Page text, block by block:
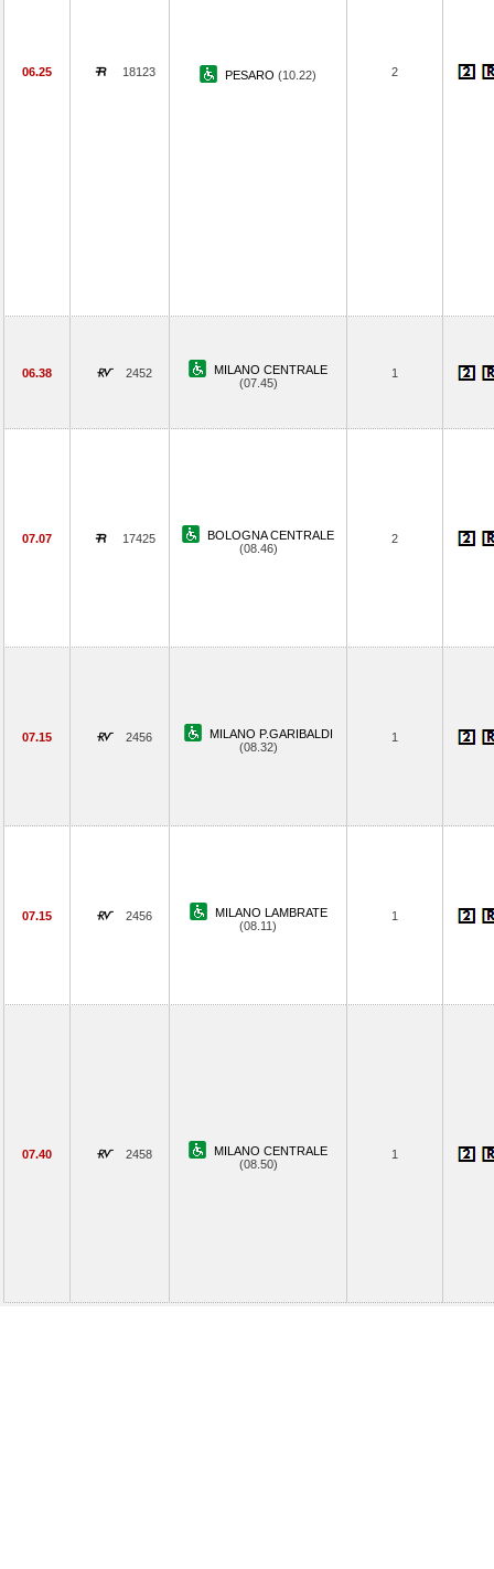
06.25 18123 PESARO (10.22) 2
06.38 2452
MILANO CENTRALE
(07.45)
1
07.07 17425
BOLOGNA CENTRALE
(08.46)
2
07.15 2456
MILANO P.GARIBALDI
(08.32)
1
07.15 2456
MILANO LAMBRATE
(08.11)
1
07.40 2458
MILANO CENTRALE
(08.50)
1